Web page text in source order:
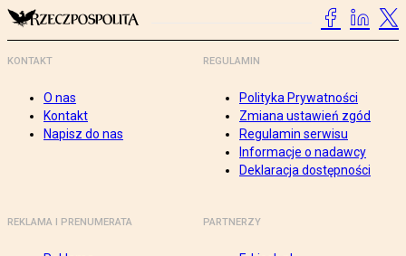
KONTAKT
O nas
Kontakt
Napisz do nas
REGULAMIN
Polityka Prywatności
Zmiana ustawień zgód
Regulamin serwisu
Informacje o nadawcy
Deklaracja dostępności
REKLAMA I PRENUMERATA PARTNERZY